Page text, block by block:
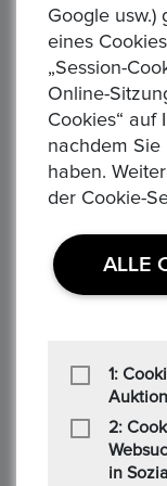
AUSTRALIEN. 1
Feinsilber (1 troy
NIUE. 2
Google usw.)
eines
„Session-
Online-
Cookies“ auf
nachdem Sie
haben.
der Cookie-
ALLE
1:
2:
in